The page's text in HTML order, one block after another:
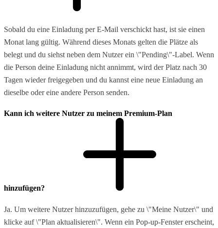
Sobald du eine Einladung per E-Mail verschickt hast, ist sie einen
Monat lang gültig. Während dieses Monats gelten die Plätze als
belegt und du siehst neben dem Nutzer ein \"Pending\"-Label. Wenn
die Person deine Einladung nicht annimmt, wird der Platz nach 30
Tagen wieder freigegeben und du kannst eine neue Einladung an
dieselbe oder eine andere Person senden.
Kann ich weitere Nutzer zu meinem Premium-Plan
hinzufügen?
Ja. Um weitere Nutzer hinzuzufügen, gehe zu \"Meine Nutzer\" und
klicke auf \"Plan aktualisieren\". Wenn ein Pop-up-Fenster erscheint,